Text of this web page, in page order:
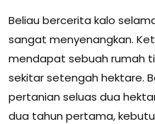
Beliau bercerita kalo
sangat menyenangkan.
mendapat sebuah rumah
sekitar setengah hektare.
pertanian seluas dua
dua tahun pertama,